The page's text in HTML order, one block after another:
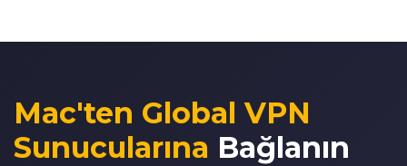
Mac'ten Global VPN
Sunucularına Bağlanın